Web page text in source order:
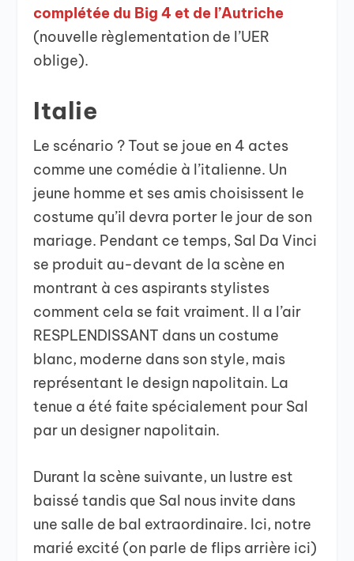
complétée du Big 4 et de l’Autriche
(nouvelle règlementation de l’UER
oblige).
Italie
Le scénario ? Tout se joue en 4 actes
comme une comédie à l’italienne. Un
jeune homme et ses amis choisissent le
costume qu’il devra porter le jour de son
mariage. Pendant ce temps, Sal Da Vinci
se produit au-devant de la scène en
montrant à ces aspirants stylistes
comment cela se fait vraiment. Il a l’air
RESPLENDISSANT dans un costume
blanc, moderne dans son style, mais
représentant le design napolitain. La
tenue a été faite spécialement pour Sal
par un designer napolitain.
Durant la scène suivante, un lustre est
baissé tandis que Sal nous invite dans
une salle de bal extraordinaire. Ici, notre
marié excité (on parle de flips arrière ici)